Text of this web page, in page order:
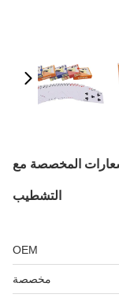
المخصصة مع
التشطيب
OEM
مخصصة